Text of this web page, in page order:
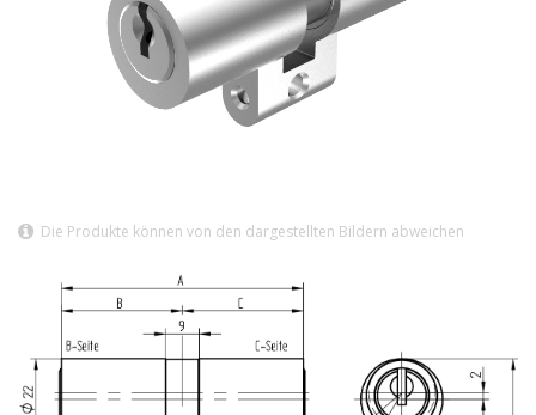
Die Produkte können von den dargestellten Bildern abweichen